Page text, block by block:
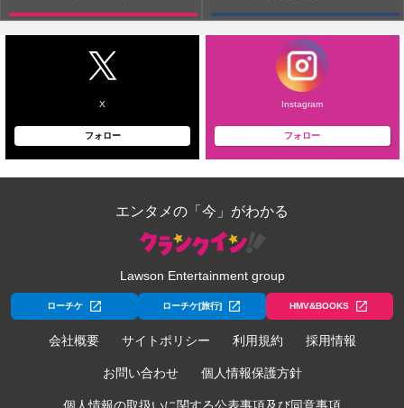
X
フォロー
Instagram
フォロー
エンタメの「今」がわかる
Lawson Entertainment group
ローチケ ローチケ[旅行] HMV&BOOKS
会社概要 サイトポリシー 利用規約 採用情報
お問い合わせ 個人情報保護方針